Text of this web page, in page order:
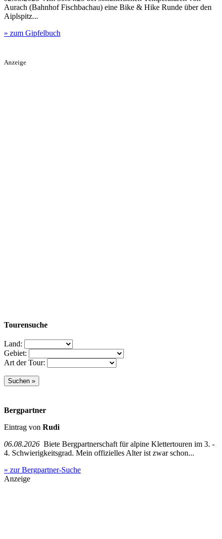
Aurach (Bahnhof Fischbachau) eine Bike & Hike Runde über den
Aiplspitz...
» zum Gipfelbuch
Anzeige
Tourensuche
Land:
Gebiet:
Art der Tour:
Bergpartner
Eintrag von Rudi
06.08.2026 Biete Bergpartnerschaft für alpine Klettertouren im 3. -
4. Schwierigkeitsgrad. Mein offizielles Alter ist zwar schon...
» zur Bergpartner-Suche
Anzeige